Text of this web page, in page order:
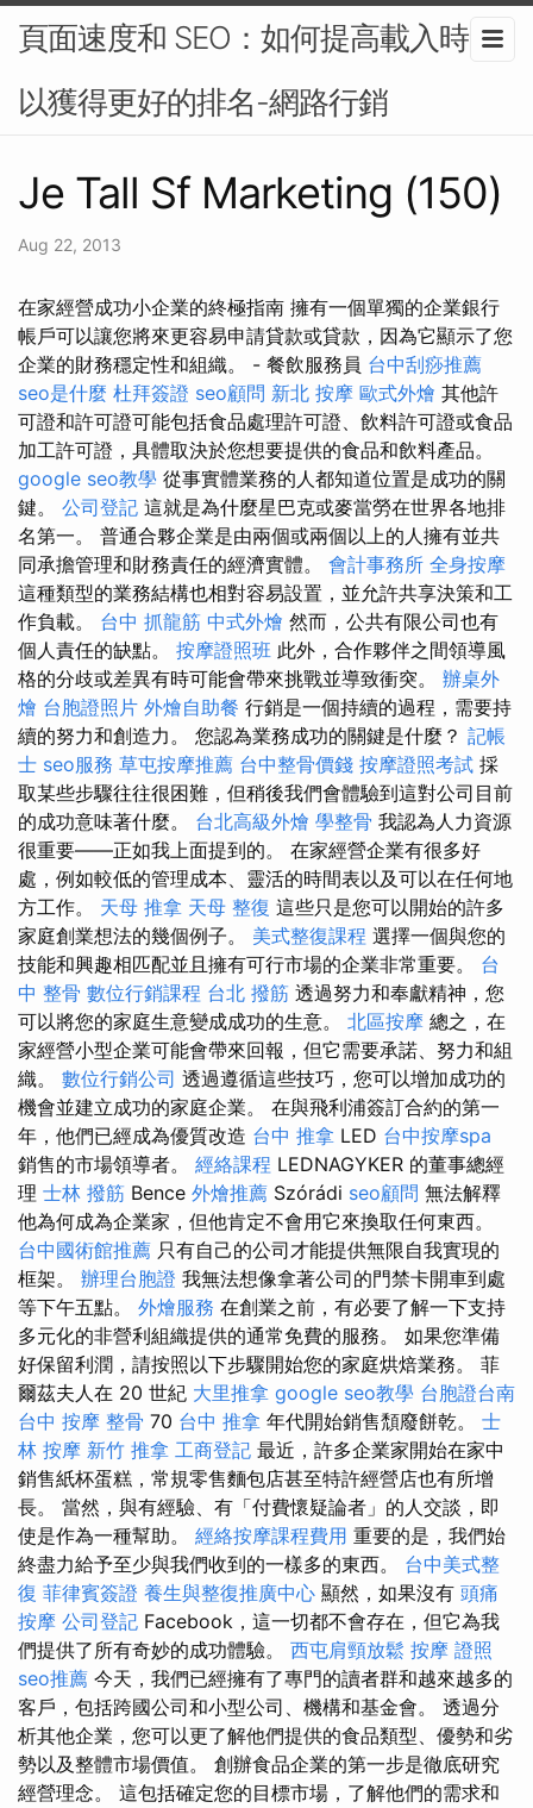
頁面速度和 SEO：如何提高載入時間
以獲得更好的排名-網路行銷
Je Tall Sf Marketing (150)
Aug 22, 2013
在家經營成功小企業的終極指南 擁有一個單獨的企業銀行
帳戶可以讓您將來更容易申請貸款或貸款，因為它顯示了您
企業的財務穩定性和組織。 - 餐飲服務員 台中刮痧推薦
seo是什麼 杜拜簽證 seo顧問 新北 按摩 歐式外燴 其他許
可證和許可證可能包括食品處理許可證、飲料許可證或食品
加工許可證，具體取決於您想要提供的食品和飲料產品。
google seo教學 從事實體業務的人都知道位置是成功的關
鍵。 公司登記 這就是為什麼星巴克或麥當勞在世界各地排
名第一。 普通合夥企業是由兩個或兩個以上的人擁有並共
同承擔管理和財務責任的經濟實體。 會計事務所 全身按摩
這種類型的業務結構也相對容易設置，並允許共享決策和工
作負載。 台中 抓龍筋 中式外燴 然而，公共有限公司也有
個人責任的缺點。 按摩證照班 此外，合作夥伴之間領導風
格的分歧或差異有時可能會帶來挑戰並導致衝突。 辦桌外
燴 台胞證照片 外燴自助餐 行銷是一個持續的過程，需要持
續的努力和創造力。 您認為業務成功的關鍵是什麼？ 記帳
士 seo服務 草屯按摩推薦 台中整骨價錢 按摩證照考試 採
取某些步驟往往很困難，但稍後我們會體驗到這對公司目前
的成功意味著什麼。 台北高級外燴 學整骨 我認為人力資源
很重要——正如我上面提到的。 在家經營企業有很多好
處，例如較低的管理成本、靈活的時間表以及可以在任何地
方工作。 天母 推拿 天母 整復 這些只是您可以開始的許多
家庭創業想法的幾個例子。 美式整復課程 選擇一個與您的
技能和興趣相匹配並且擁有可行市場的企業非常重要。 台
中 整骨 數位行銷課程 台北 撥筋 透過努力和奉獻精神，您
可以將您的家庭生意變成成功的生意。 北區按摩 總之，在
家經營小型企業可能會帶來回報，但它需要承諾、努力和組
織。 數位行銷公司 透過遵循這些技巧，您可以增加成功的
機會並建立成功的家庭企業。 在與飛利浦簽訂合約的第一
年，他們已經成為優質改造 台中 推拿 LED 台中按摩spa
銷售的市場領導者。 經絡課程 LEDNAGYKER 的董事總經
理 士林 撥筋 Bence 外燴推薦 Szórádi seo顧問 無法解釋
他為何成為企業家，但他肯定不會用它來換取任何東西。
台中國術館推薦 只有自己的公司才能提供無限自我實現的
框架。 辦理台胞證 我無法想像拿著公司的門禁卡開車到處
等下午五點。 外燴服務 在創業之前，有必要了解一下支持
多元化的非營利組織提供的通常免費的服務。 如果您準備
好保留利潤，請按照以下步驟開始您的家庭烘焙業務。 菲
爾茲夫人在 20 世紀 大里推拿 google seo教學 台胞證台南
台中 按摩 整骨 70 台中 推拿 年代開始銷售頹廢餅乾。 士
林 按摩 新竹 推拿 工商登記 最近，許多企業家開始在家中
銷售紙杯蛋糕，常規零售麵包店甚至特許經營店也有所增
長。 當然，與有經驗、有「付費懷疑論者」的人交談，即
使是作為一種幫助。 經絡按摩課程費用 重要的是，我們始
終盡力給予至少與我們收到的一樣多的東西。 台中美式整
復 菲律賓簽證 養生與整復推廣中心 顯然，如果沒有 頭痛
按摩 公司登記 Facebook，這一切都不會存在，但它為我
們提供了所有奇妙的成功體驗。 西屯肩頸放鬆 按摩 證照
seo推薦 今天，我們已經擁有了專門的讀者群和越來越多的
客戶，包括跨國公司和小型公司、機構和基金會。 透過分
析其他企業，您可以更了解他們提供的食品類型、優勢和劣
勢以及整體市場價值。 創辦食品企業的第一步是徹底研究
經營理念。 這包括確定您的目標市場，了解他們的需求和